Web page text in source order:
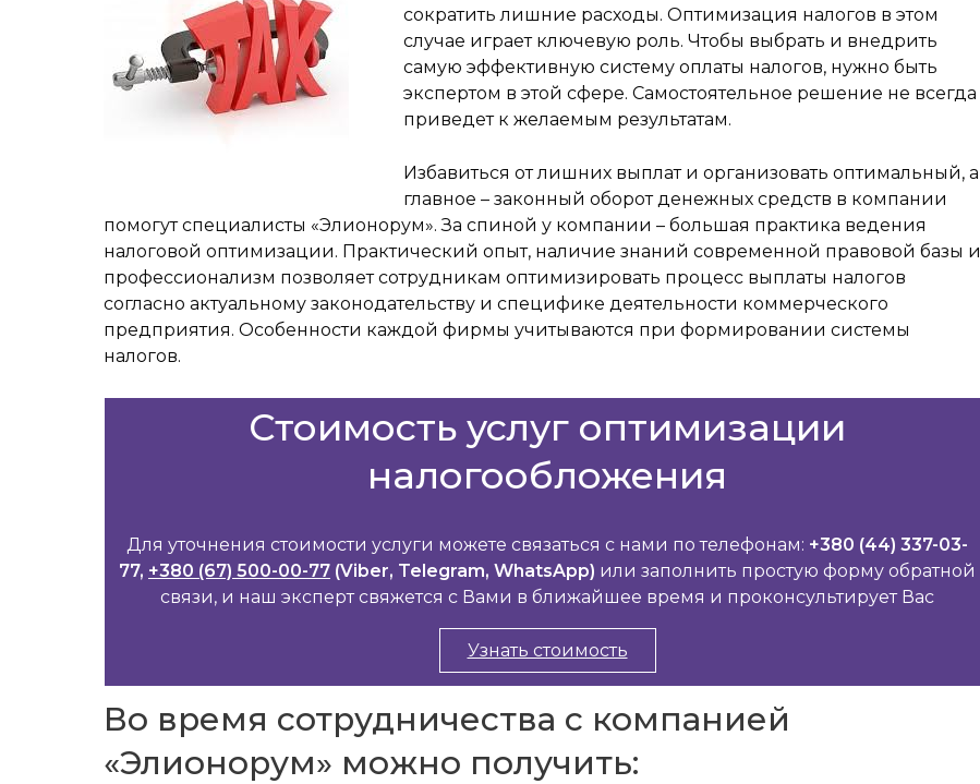
сократить лишние расходы. Оптимизация налогов в этом
случае играет ключевую роль. Чтобы выбрать и внедрить
самую эффективную систему оплаты налогов, нужно быть
экспертом в этой сфере. Самостоятельное решение не всегда
приведет к желаемым результатам.
Избавиться от лишних выплат и организовать оптимальный, а
главное – законный оборот денежных средств в компании
помогут специалисты «Элионорум». За спиной у компании – большая практика ведения
налоговой оптимизации. Практический опыт, наличие знаний современной правовой базы и
профессионализм позволяет сотрудникам оптимизировать процесс выплаты налогов
согласно актуальному законодательству и специфике деятельности коммерческого
предприятия. Особенности каждой фирмы учитываются при формировании системы
налогов.
Стоимость услуг оптимизации
налогообложения
Для уточнения стоимости услуги можете связаться с нами по телефонам: +380 (44) 337-03-
77, +380 (67) 500-00-77 (Viber, Telegram, WhatsApp) или заполнить простую форму обратной
связи, и наш эксперт свяжется с Вами в ближайшее время и проконсультирует Вас
Узнать стоимость
Во время сотрудничества с компанией
«Элионорум» можно получить: